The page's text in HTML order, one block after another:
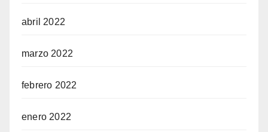
abril 2022
marzo 2022
febrero 2022
enero 2022